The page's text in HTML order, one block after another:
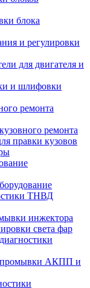
блока
и регулировки
для двигателя и
и шлифовки
ремонта
ремонта
правки кузовов
ТНВД
инжектора
света фар
промывки АКПП и